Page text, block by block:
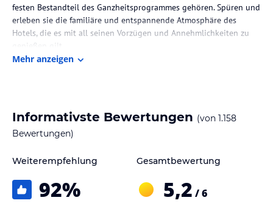
festen Bestandteil des Ganzheitsprogrammes gehören. Spüren und
erleben sie die familiäre und entspannende Atmosphäre des
Hotels, die es mit all seinen Vorzügen und Annehmlichkeiten zu
genießen gilt.
Gehminuten ins Zentrum zu den Einkaufsmöglichkeiten, Thermen,
Spielbank und zur Touristinfo.
Genießen Sie das schöne Rottal rund um Bad Füssing bei
gemütlichen Spaziergängen, Fahrradtouren rund um Inn und
Donau oder beim Power-, bzw. Nordicwalking oder genießen Sie
Mehr anzeigen
Informativste Bewertungen (von 1.158
Bewertungen)
Weiterempfehlung
92%
Gesamtbewertung
5,2 / 6